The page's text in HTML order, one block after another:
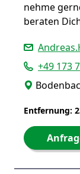
nehme
beraten
+49 173
Entfernung: